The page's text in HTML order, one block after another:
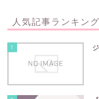
人気記事ランキング
1